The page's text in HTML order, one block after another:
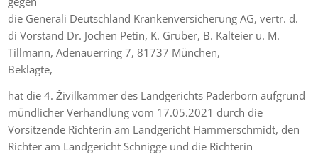
die Generali Deutschland Krankenversicherung AG, vertr. d.
di Vorstand Dr. Jochen Petin, K. Gruber, B. Kalteier u. M.
Tillmann, Adenauerring 7, 81737 München,
Beklagte,
hat die 4. Živilkammer des Landgerichts Paderborn aufgrund
mündlicher Verhandlung vom 17.05.2021 durch die
Vorsitzende Richterin am Landgericht Hammerschmidt, den
Richter am Landgericht Schnigge und die Richterin